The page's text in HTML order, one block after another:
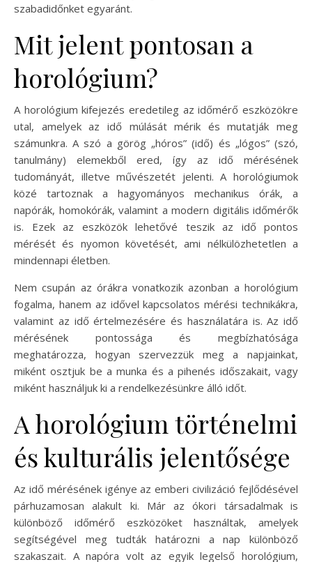
szabadidőnket egyaránt.
Mit jelent pontosan a
horológium?
A horológium kifejezés eredetileg az időmérő eszközökre
utal, amelyek az idő múlását mérik és mutatják meg
számunkra. A szó a görög „hóros” (idő) és „lógos” (szó,
tanulmány) elemekből ered, így az idő mérésének
tudományát, illetve művészetét jelenti. A horológiumok
közé tartoznak a hagyományos mechanikus órák, a
napórák, homokórák, valamint a modern digitális időmérők
is. Ezek az eszközök lehetővé teszik az idő pontos
mérését és nyomon követését, ami nélkülözhetetlen a
mindennapi életben.
Nem csupán az órákra vonatkozik azonban a horológium
fogalma, hanem az idővel kapcsolatos mérési technikákra,
valamint az idő értelmezésére és használatára is. Az idő
mérésének pontossága és megbízhatósága
meghatározza, hogyan szervezzük meg a napjainkat,
miként osztjuk be a munka és a pihenés időszakait, vagy
miként használjuk ki a rendelkezésünkre álló időt.
A horológium történelmi
és kulturális jelentősége
Az idő mérésének igénye az emberi civilizáció fejlődésével
párhuzamosan alakult ki. Már az ókori társadalmak is
különböző időmérő eszközöket használtak, amelyek
segítségével meg tudták határozni a nap különböző
szakaszait. A napóra volt az egyik legelső horológium,